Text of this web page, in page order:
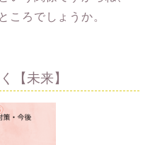
ころでしょうか。
【未来】